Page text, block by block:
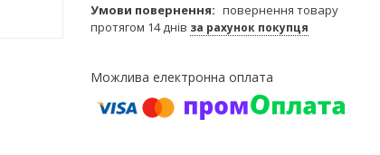
повернення товару
протягом 14 днів за рахунок покупця